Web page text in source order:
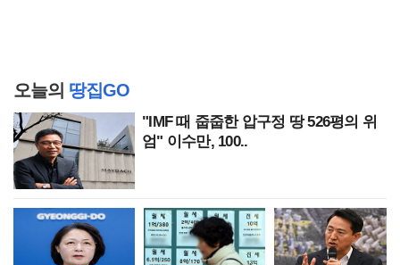
오늘의 땅집GO
"IMF 때 줍줍한 압구정 땅 526평의 위
엄" 이수만, 100..